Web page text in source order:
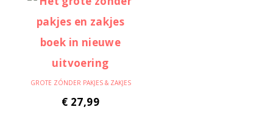
GROTE ZÓNDER PAKJES & ZAKJES
€ 27,99